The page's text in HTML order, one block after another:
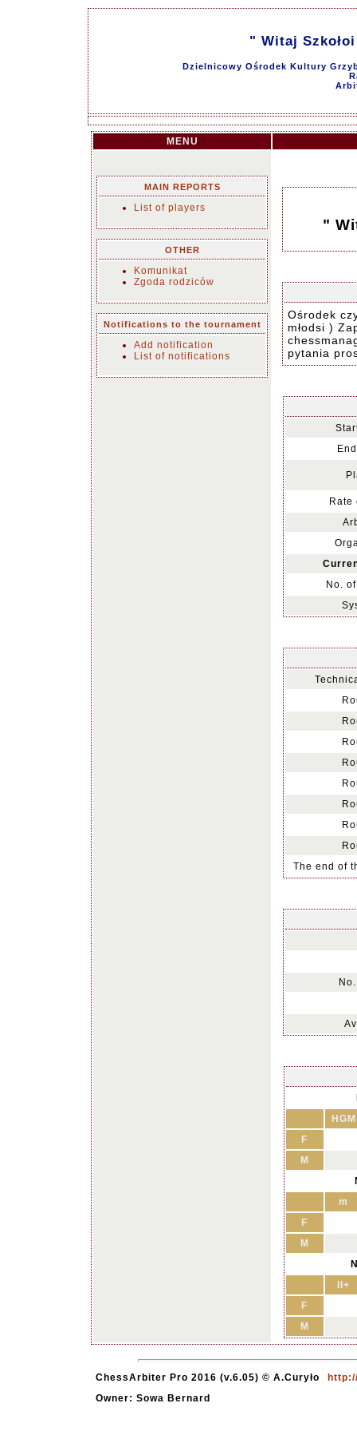
" Witaj
Dzielnicowy Ośrodek Kultury
MENU
MAIN REPORTS
List of players
OTHER
Komunikat
Zgoda rodziców
Notifications to the tournament
Add notification
List of notifications
"
Ośrodek
młodsi )
pytania
Rate
No.
The end of
HGM
F
M
m
F
M
II+
F
M
ChessArbiter Pro 2016 (v.6.05) © A.Curyło
Owner: Sowa Bernard